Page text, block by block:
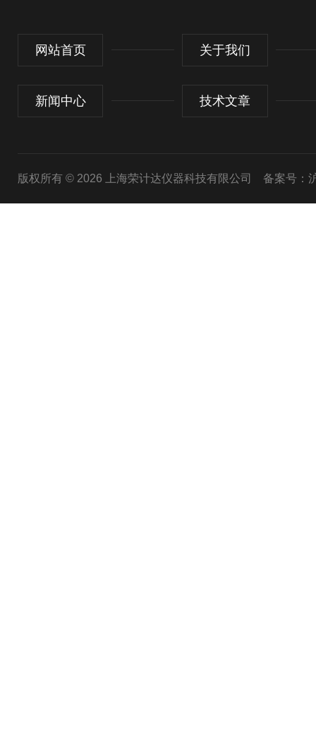
网站首页 关于我们
新闻中心 技术文章
版权所有 © 2026 上海荣计达仪器科技有限公司 备案号：